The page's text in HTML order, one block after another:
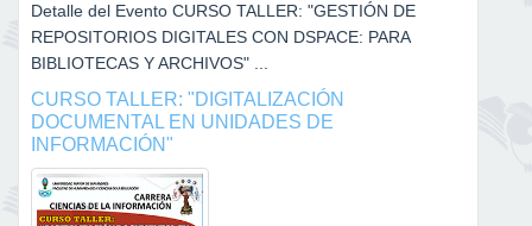
Detalle del Evento CURSO TALLER: "GESTIÓN DE
REPOSITORIOS DIGITALES CON DSPACE: PARA
BIBLIOTECAS Y ARCHIVOS" ...
CURSO TALLER: "DIGITALIZACIÓN
DOCUMENTAL EN UNIDADES DE
INFORMACIÓN"